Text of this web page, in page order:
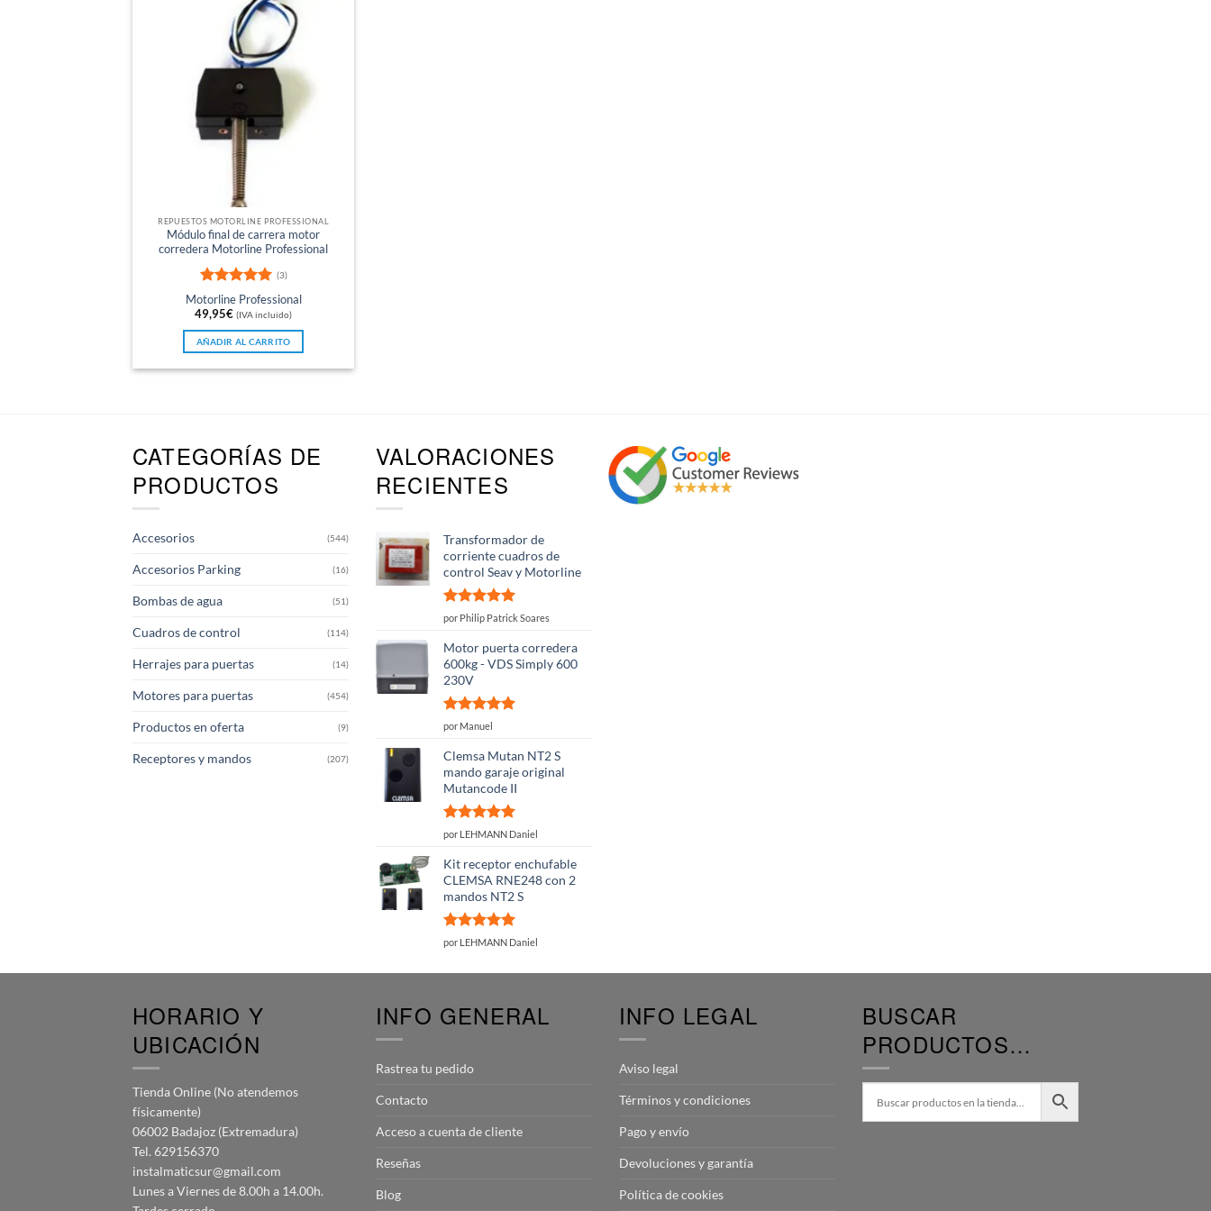
REPUESTOS MOTORLINE PROFESSIONAL
Módulo final de carrera motor
corredera Motorline Professional
Valorado
con5de 5
(3)
Motorline Professional
49,95€ (IVA incluido)
AÑADIR AL CARRITO
CATEGORÍAS DE
PRODUCTOS
Accesorios (544)
Accesorios Parking (16)
Bombas de agua (51)
Cuadros de control (114)
Herrajes para puertas (14)
Motores para puertas (454)
Productos en oferta (9)
Receptores y mandos (207)
VALORACIONES
RECIENTES
Transformador de
corriente cuadros de
control Seav y Motorline
Valorado
por Philip Patrick Soares
Motor puerta corredera
600kg - VDS Simply 600
230V
Valorado
por Manuel
Clemsa Mutan NT2 S
mando garaje original
Mutancode II
Valorado
por LEHMANN Daniel
Kit receptor enchufable
CLEMSA RNE248 con 2
mandos NT2 S
Valorado
por LEHMANN Daniel
HORARIO Y
UBICACIÓN
Tienda Online (No atendemos
físicamente)
06002 Badajoz (Extremadura)
Tel. 629156370
instalmaticsur@gmail.com
Lunes a Viernes de 8.00h a 14.00h.
INFO GENERAL
Rastrea tu pedido
Contacto
Acceso a cuenta de cliente
Reseñas
Blog
INFO LEGAL
Aviso legal
Términos y condiciones
Pago y envío
Devoluciones y garantía
Política de cookies
BUSCAR
PRODUCTOS…